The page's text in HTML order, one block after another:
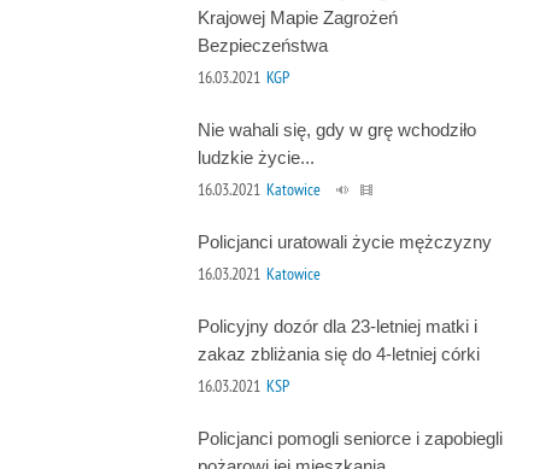
Krajowej Mapie Zagrożeń
Bezpieczeństwa
16.03.2021 KGP
Nie wahali się, gdy w grę wchodziło
ludzkie życie...
16.03.2021 Katowice
Policjanci uratowali życie mężczyzny
16.03.2021 Katowice
Policyjny dozór dla 23-letniej matki i
zakaz zbliżania się do 4-letniej córki
16.03.2021 KSP
Policjanci pomogli seniorce i zapobiegli